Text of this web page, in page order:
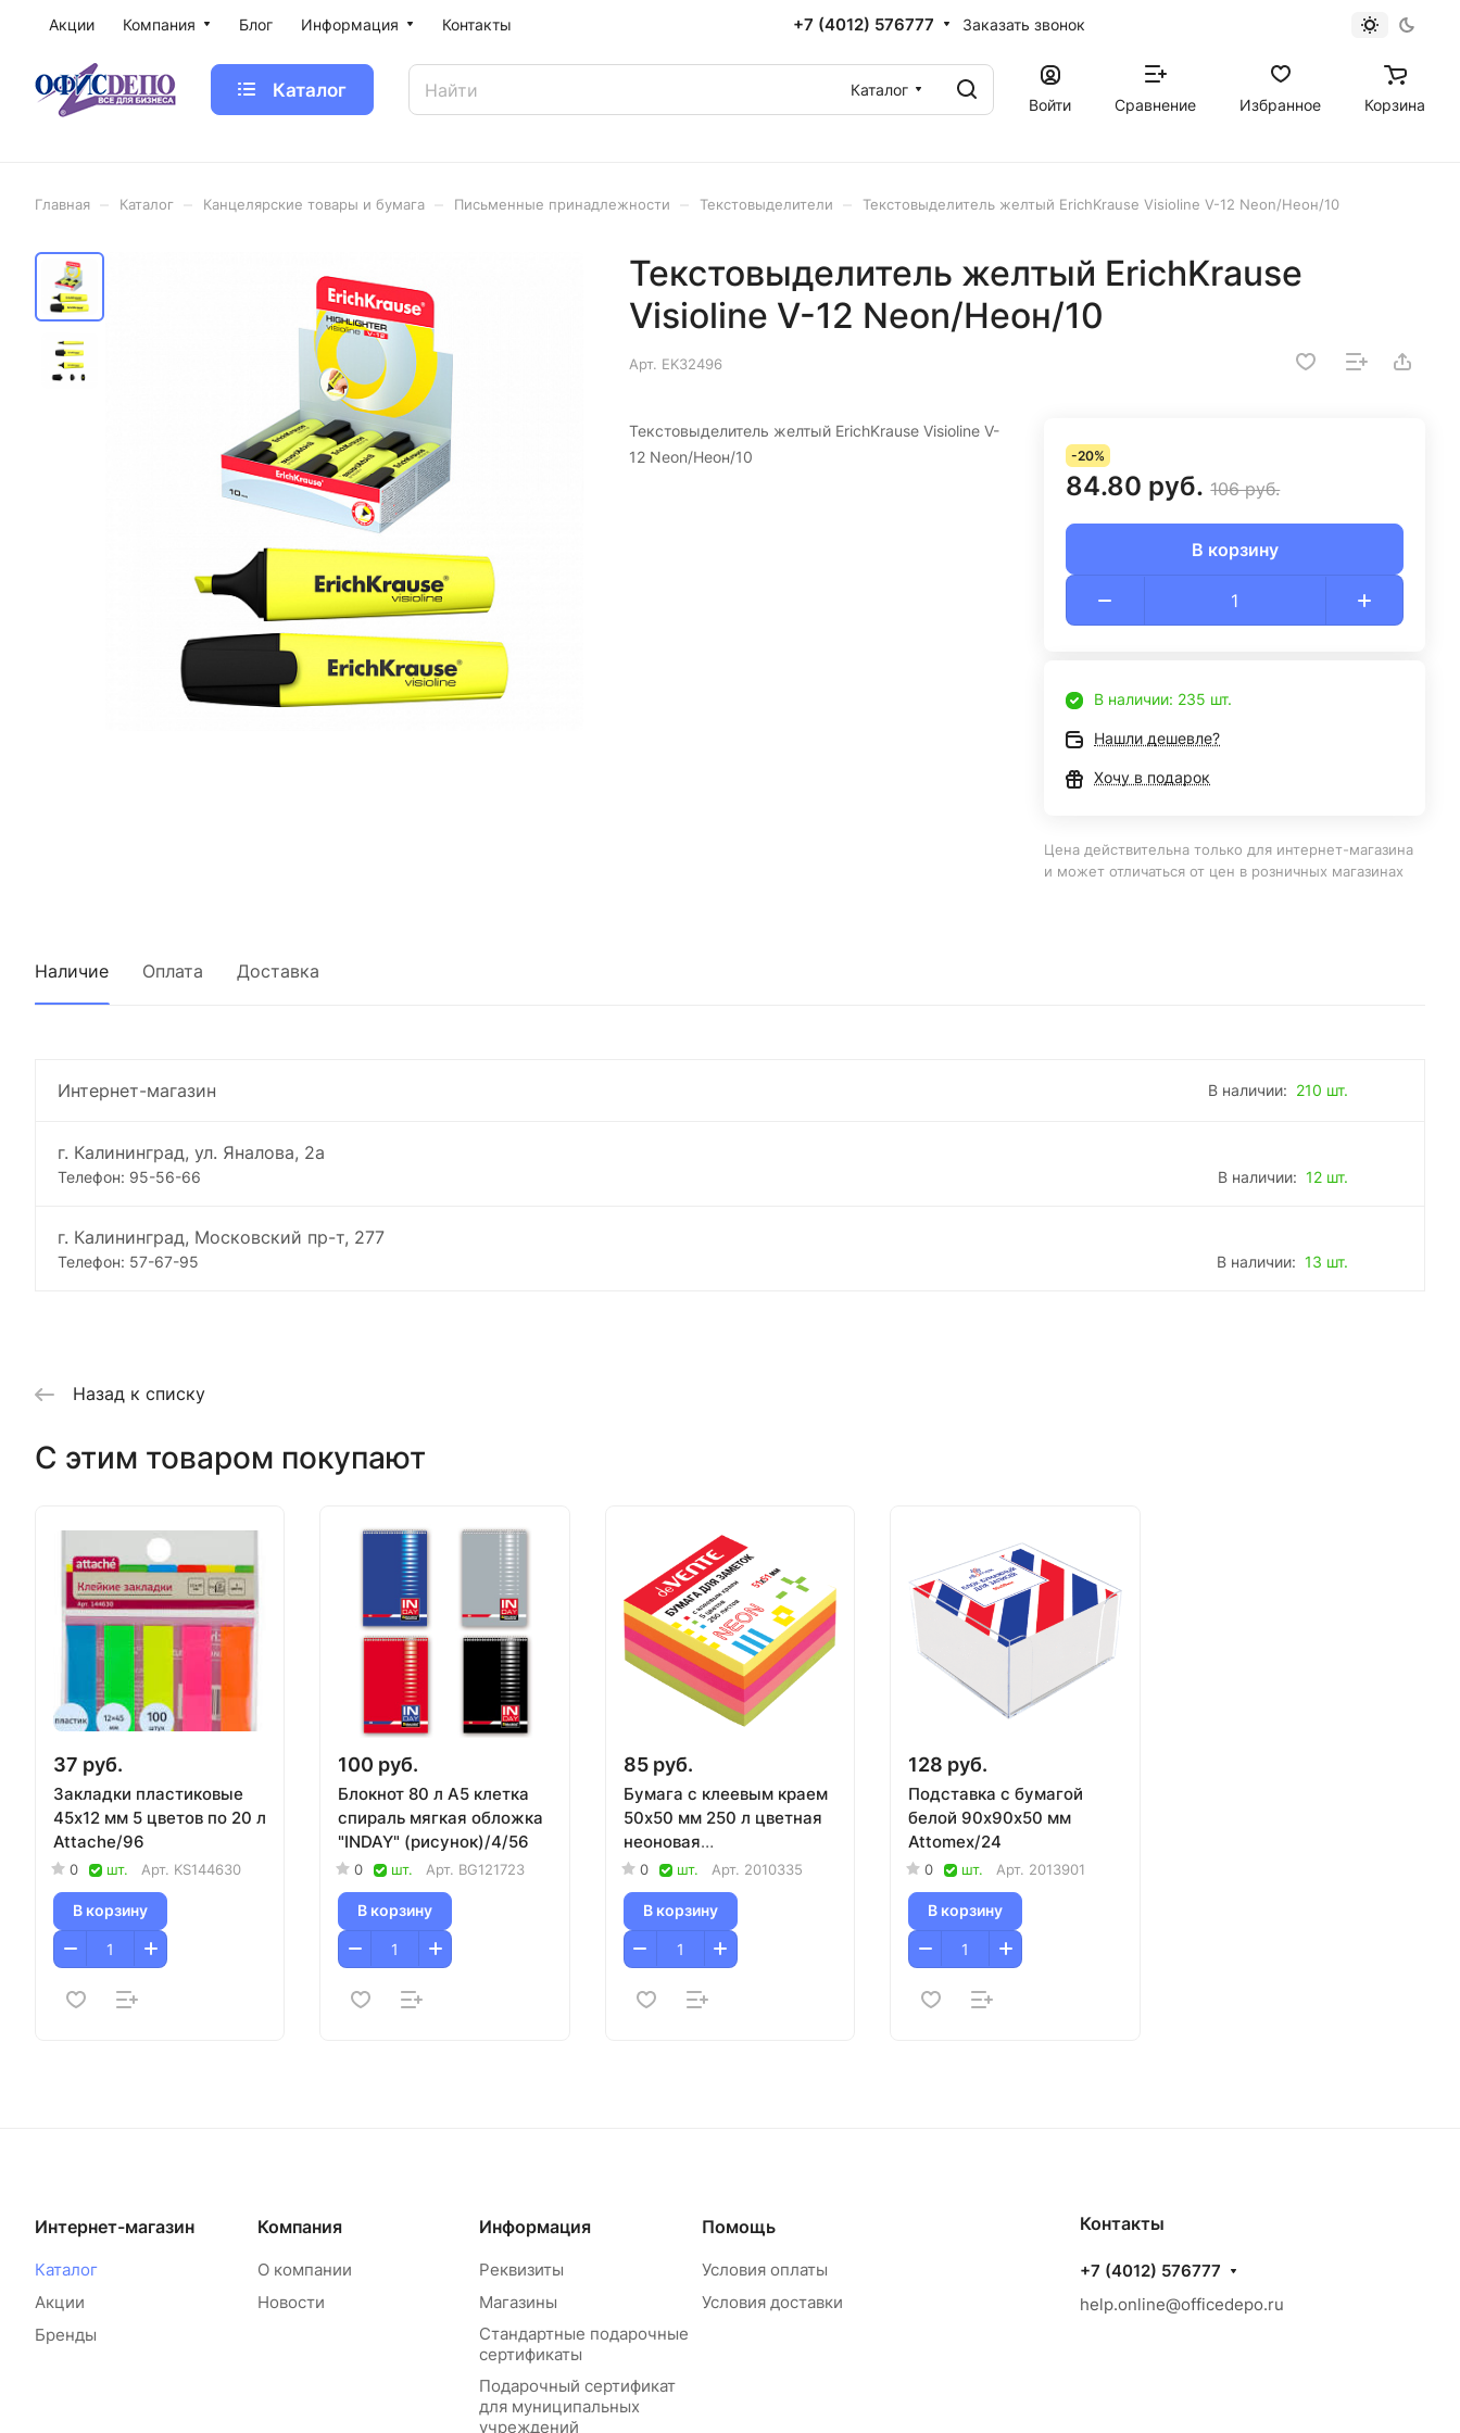
Акции Компания Блог Информация Контакты +7 (4012) 576777 Заказать звонок
Каталог
Каталог
Войти
Сравнение Избранное Корзина
Главная Каталог Канцелярские товары и бумага Письменные принадлежности Текстовыделители Текстовыделитель желтый ErichKrause Visioline V-12 Neon/Неон/10
Текстовыделитель желтый ErichKrause
Visioline V-12 Neon/Неон/10
Арт. EK32496
Текстовыделитель желтый ErichKrause Visioline V-
12 Neon/Неон/10
-20%
84.80 руб. 106 руб.
В корзину
В наличии: 235 шт.
Нашли дешевле?
Хочу в подарок
Цена действительна только для интернет-магазина
и может отличаться от цен в розничных магазинах
Наличие Оплата Доставка
Интернет-магазин В наличии: 210 шт.
г. Калининград, ул. Яналова, 2а
Телефон: 95-56-66 В наличии: 12 шт.
г. Калининград, Московский пр-т, 277
Телефон: 57-67-95 В наличии: 13 шт.
Назад к списку
C этим товаром покупают
37 руб.
Закладки пластиковые
45х12 мм 5 цветов по 20 л
Attache/96
0 шт. Арт. KS144630
В корзину
100 руб.
Блокнот 80 л А5 клетка
спираль мягкая обложка
"INDAY" (рисунок)/4/56
0 шт. Арт. BG121723
В корзину
85 руб.
Бумага с клеевым краем
50х50 мм 250 л цветная
неоновая
deVENTE/12/288
0 шт. Арт. 2010335
В корзину
128 руб.
Подставка с бумагой
белой 90х90х50 мм
Attomex/24
0 шт. Арт. 2013901
В корзину
Интернет-магазин
Каталог
Акции
Бренды
Компания
О компании
Новости
Информация
Реквизиты
Магазины
Стандартные подарочные
сертификаты
Подарочный сертификат
для муниципальных
учреждений
Помощь
Условия оплаты
Условия доставки
Контакты
+7 (4012) 576777
help.online@officedepo.ru